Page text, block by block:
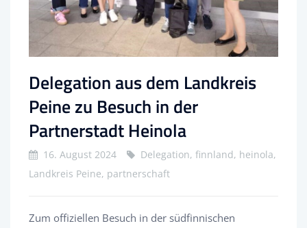
Delegation aus dem Landkreis
Peine zu Besuch in der
Partnerstadt Heinola
16. August 2024
Delegation, finnland, heinola,
Landkreis Peine, partnerschaft
Zum offiziellen Besuch in der südfinnischen